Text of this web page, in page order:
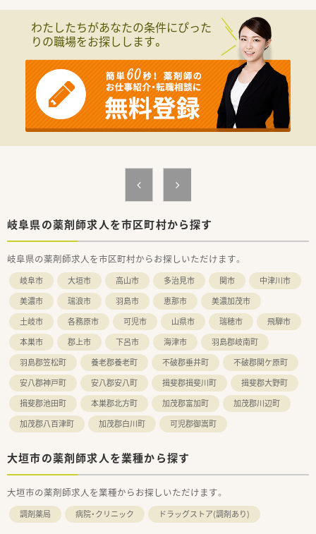
わたしたちがあなたの条件にぴった
りの職場をお探しします。
岐阜県の薬剤師求人を市区町村から探す
岐阜県の薬剤師求人を市区町村からお探しいただけます。
岐阜市 大垣市 高山市 多治見市 関市
中津川市
美濃市
瑞浪市 羽島市 恵那市
美濃加茂市
土岐市
各務原市 可児市 山県市 瑞穂市
飛騨市
本巣市
郡上市 下呂市 海津市
羽島郡岐南町
羽島郡笠松町
養老郡養老町 不破郡垂井町
不破郡関ケ原町
安八郡神戸町
安八郡安八町 揖斐郡揖斐川町
揖斐郡大野町
揖斐郡池田町
本巣郡北方町 加茂郡富加町
加茂郡川辺町
加茂郡八百津町
加茂郡白川町 可児郡御嵩町
大垣市の薬剤師求人を業種から探す
大垣市の薬剤師求人を業種からお探しいただけます。
調剤薬局 病院・クリニック ドラッグストア(調剤あり)